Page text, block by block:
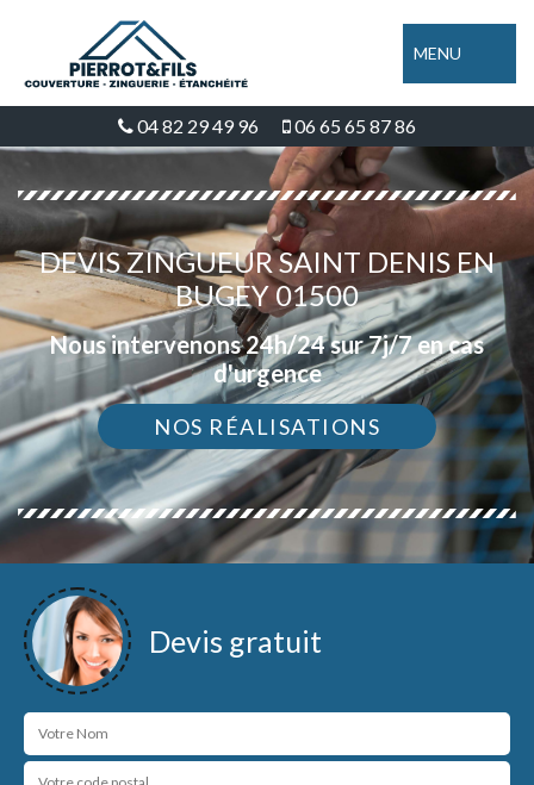
MENU
04 82 29 49 96 06 65 65 87 86
DEVIS ZINGUEUR SAINT DENIS EN
BUGEY 01500
Nous intervenons 24h/24 sur 7j/7 en cas
d'urgence
NOS RÉALISATIONS
Devis gratuit